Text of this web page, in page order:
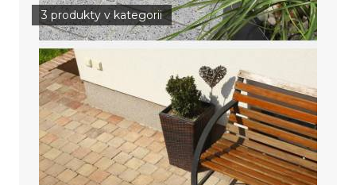
3 produkty v kategorii